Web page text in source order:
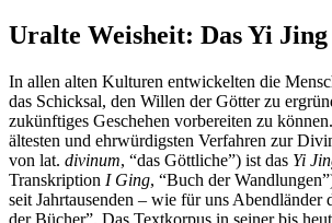
Uralte Weisheit: Das Yi Jing
In allen alten Kulturen entwickelten die
das Schicksal, den Willen der Götter zu
zukünftiges Geschehen vorbereiten zu
ältesten und ehrwürdigsten Verfahren zur
von lat. divinum, “das Göttliche”) ist das Yi
Transkription I Ging, “Buch der
seit Jahrtausenden – wie für uns Abendländer